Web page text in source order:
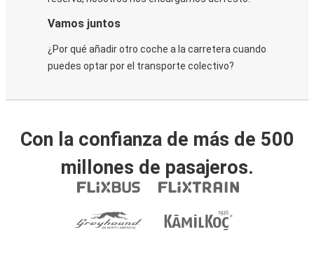
Vamos juntos
¿Por qué añadir otro coche a la carretera cuando
puedes optar por el transporte colectivo?
Con la confianza de más de 500
millones de pasajeros.